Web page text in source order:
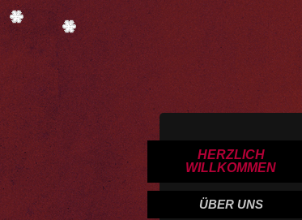
HERZLICH
WILLKOMMEN
ÜBER UNS